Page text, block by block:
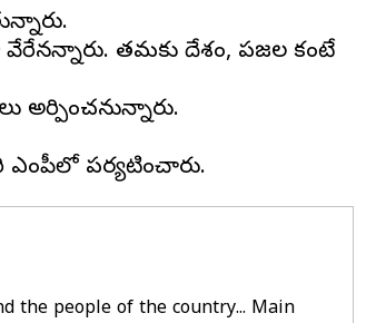
తమకు దేశం, ప్రజల కంటే
the people of the country... Main